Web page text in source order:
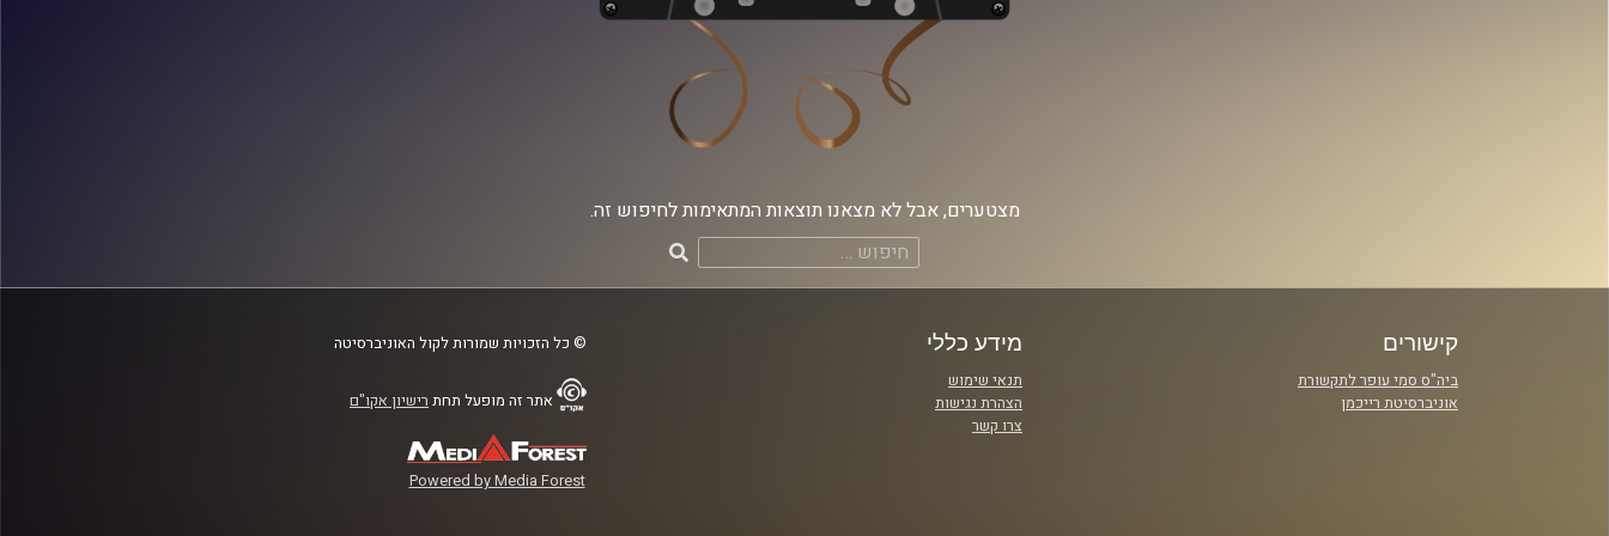
מצטערים, אבל לא מצאנו תוצאות המתאימות לחיפוש זה.
חיפוש:
קישורים
ביה"ס סמי עופר לתקשורת
אוניברסיטת רייכמן
מידע כללי
תנאי שימוש
הצהרת נגישות
צרו קשר
© כל הזכויות שמורות לקול האוניברסיטה
אתר זה מופעל תחת רישיון אקו"ם
Powered by Media Forest